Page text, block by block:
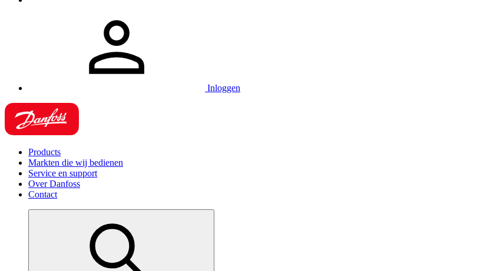
Inloggen
Products
Markten die wij bedienen
Service en support
Over Danfoss
Contact